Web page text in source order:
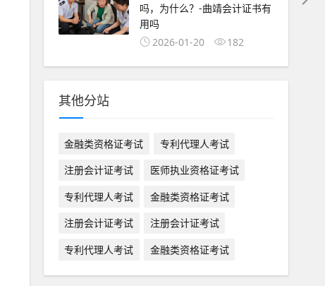
吗，为什么？-曲靖会计证书有
用吗
2026-01-20
182
其他分站
金融类资格证考试
专利代理人考试
注册会计证考试
医师执业资格证考试
专利代理人考试
金融类资格证考试
注册会计证考试
注册会计证考试
专利代理人考试
金融类资格证考试